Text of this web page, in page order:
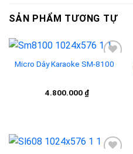
SẢN PHẨM TƯƠNG TỰ
Micro Dây Karaoke SM-8100
4.800.000 ₫